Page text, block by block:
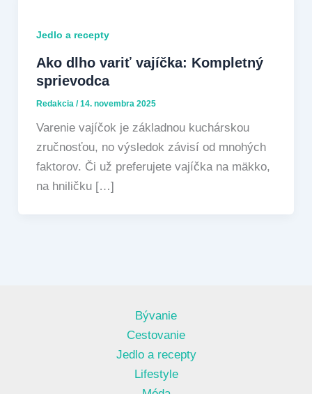
Jedlo a recepty
Ako dlho variť vajíčka: Kompletný
sprievodca
Redakcia /14. novembra 2025
Varenie vajíčok je základnou kuchárskou
zručnosťou, no výsledok závisí od mnohých
faktorov. Či už preferujete vajíčka na mäkko,
na hniličku […]
Bývanie
Cestovanie
Jedlo a recepty
Lifestyle